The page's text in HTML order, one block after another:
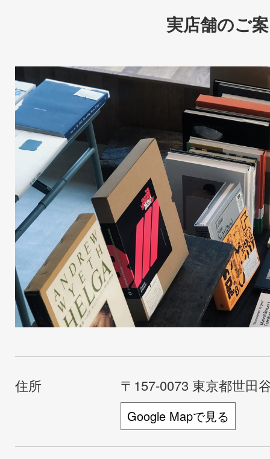
実店舗のご
住所 〒157-0073 東京都世田
Google Mapで見る